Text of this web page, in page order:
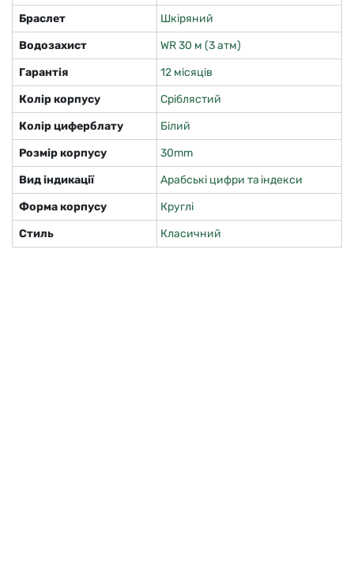
Браслет
Шкіряний
Водозахист
WR 30 м (3 атм)
Гарантія
12 місяців
Колір корпусу
Сріблястий
Колір циферблату
Білий
Розмір корпусу
30mm
Вид індикації
Арабські цифри та індекси
Форма корпусу
Круглі
Стиль
Класичний